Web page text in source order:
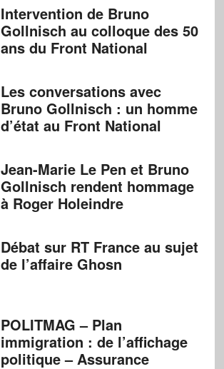
Intervention de Bruno
Gollnisch au colloque des 50
ans du Front National
Les conversations avec
Bruno Gollnisch : un homme
d’état au Front National
Jean-Marie Le Pen et Bruno
Gollnisch rendent hommage
à Roger Holeindre
Débat sur RT France au sujet
de l’affaire Ghosn
POLITMAG – Plan
immigration : de l’affichage
politique – Assurance